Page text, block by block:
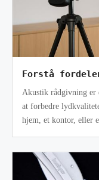
Forstå
Akustik rådgivning er
at forbedre
hjem, et kontor, eller